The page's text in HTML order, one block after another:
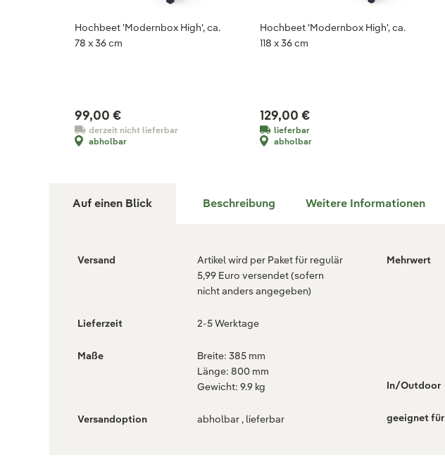
Hochbeet 'Modernbox High', ca.
78 x 36 cm
99,00 €
derzeit nicht lieferbar
abholbar
Hochbeet 'Modernbox High', ca.
118 x 36 cm
129,00 €
lieferbar
abholbar
Auf einen Blick Beschreibung Weitere Informationen
Versand
Artikel wird per Paket für regulär
5,99 Euro versendet (sofern
nicht anders angegeben)
Lieferzeit 2-5 Werktage
Maße
Breite: 385 mm
Länge: 800 mm
Gewicht: 9.9 kg
Versandoption abholbar , lieferbar
Mehrwert
In/Outdoor
geeignet für